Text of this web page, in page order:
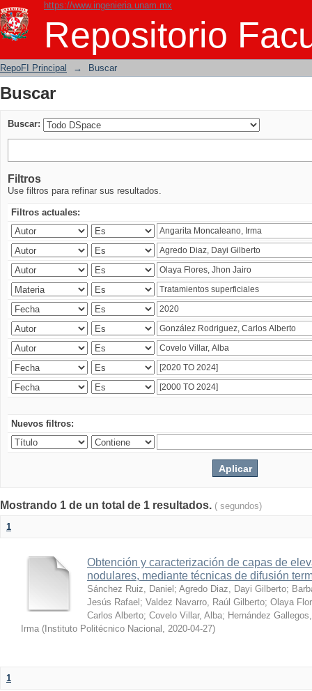
https://www.ingenieria.unam.mx
Repositorio
Buscar
RepoFI Principal → Buscar
Buscar
Buscar:
Filtros
Use filtros para refinar sus resultados.
Filtros actuales:
Nuevos filtros:
Mostrando 1 de un total de 1 resultados. ( segundos)
1
Obtención y caracterización de capas de
nodulares, mediante técnicas de difusión
Sánchez Ruiz, Daniel ; Agredo Diaz, Dayi Gilberto;
Jesús Rafael ; Valdez Navarro, Raúl Gilberto; Olaya
Carlos Alberto; Covelo Villar, Alba; Hernández
Irma ( Instituto Politécnico Nacional , 2020-04-27)
1